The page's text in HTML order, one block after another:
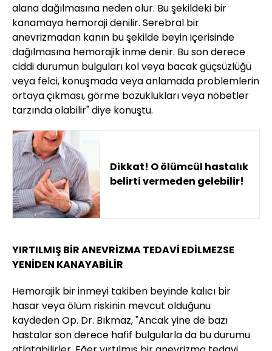
alana dağılmasına neden olur. Bu şekildeki bir
kanamaya hemoraji denilir. Serebral bir
anevrizmadan kanın bu şekilde beyin içerisinde
dağılmasına hemorajik inme denir. Bu son derece
ciddi durumun bulguları kol veya bacak güçsüzlüğü
veya felci, konuşmada veya anlamada problemlerin
ortaya çıkması, görme bozuklukları veya nöbetler
tarzında olabilir" diye konuştu.
Dikkat! O ölümcül hastalık
belirti vermeden gelebilir!
YIRTILMIŞ BİR ANEVRİZMA TEDAVİ EDİLMEZSE
YENİDEN KANAYABİLİR
Hemorajik bir inmeyi takiben beyinde kalıcı bir
hasar veya ölüm riskinin mevcut olduğunu
kaydeden Op. Dr. Bıkmaz, "Ancak yine de bazı
hastalar son derece hafif bulgularla da bu durumu